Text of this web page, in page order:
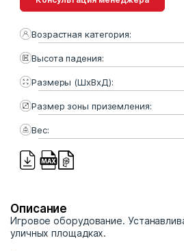
Возрастная категория:
Высота падения:
Размеры (ШхВхД):
Размер зоны приземления:
Вес:
Описание
Игровое оборудование.
уличных площадках.